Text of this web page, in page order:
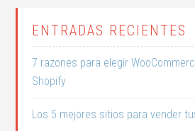
ENTRADAS RECIENTES
7 razones para elegir
Shopify
Los 5 mejores sitios para vender